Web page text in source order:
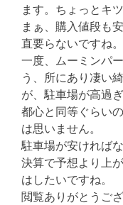
ます。ちょっとキ
まぁ、購入値段も
直要らないですね。
一度、ムーミンパ
う、所にあり凄い
が、駐車場が高過ぎ
都心と同等ぐらい
は思いません。
駐車場が安ければ
決算で予想より上
はしたいですね。
閲覧ありがとうご